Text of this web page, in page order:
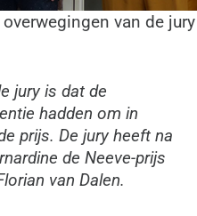
van de jury
jury is dat de
hadden om in
prijs. De jury heeft na
de Neeve-prijs
van Dalen.